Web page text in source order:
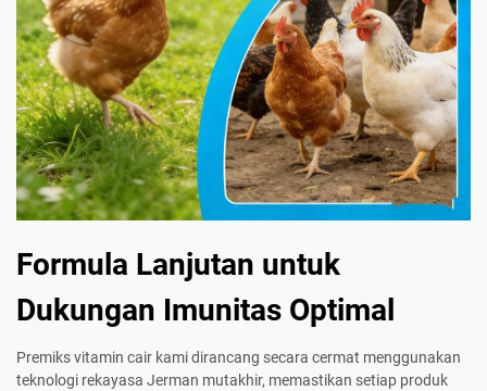
Formula Lanjutan untuk
Dukungan Imunitas Optimal
Premiks vitamin cair kami dirancang secara cermat menggunakan
teknologi rekayasa Jerman mutakhir, memastikan setiap produk